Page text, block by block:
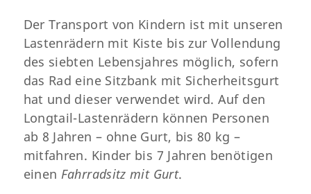
Der Transport von Kindern ist mit unseren
Lastenrädern mit Kiste bis zur Vollendung
des siebten Lebensjahres möglich, sofern
das Rad eine Sitzbank mit Sicherheitsgurt
hat und dieser verwendet wird. Auf den
Longtail-Lastenrädern können Personen
ab 8 Jahren – ohne Gurt, bis 80 kg –
mitfahren. Kinder bis 7 Jahren benötigen
einen Fahrradsitz mit Gurt.